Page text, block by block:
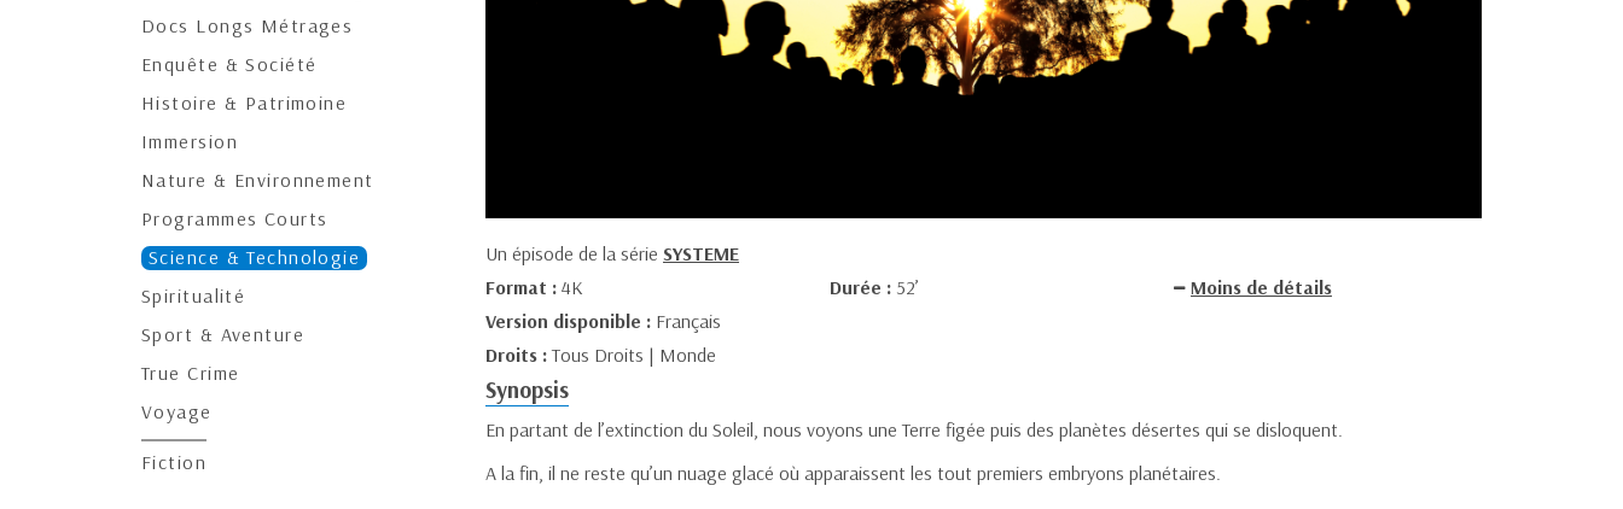
Docs Longs Métrages
Enquête & Société
Histoire & Patrimoine
Immersion
Nature & Environnement
Programmes Courts
Science & Technologie
Spiritualité
Sport & Aventure
True Crime
Voyage
Fiction
Un épisode de la série SYSTEME
Format : 4K Durée : 52’
Moins de détails
Version disponible : Français
Droits :Tous Droits | Monde
Synopsis
En partant de l’extinction du Soleil, nous voyons une Terre figée puis des planètes désertes qui se disloquent.
A la fin, il ne reste qu’un nuage glacé où apparaissent les tout premiers embryons planétaires.